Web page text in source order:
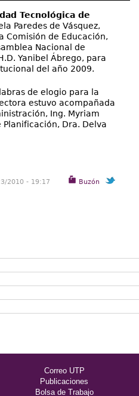
Tecnológica de
Paredes de Vásquez,
Comisión de Educación,
Nacional de
Yanibel Ábrego, para
del año 2009.
de elogio para la
estuvo acompañada
Ing. Myriam
Dra. Delva
Buzón
2010 - 19:17
Correo UTP
Publicaciones
Bolsa de Trabajo